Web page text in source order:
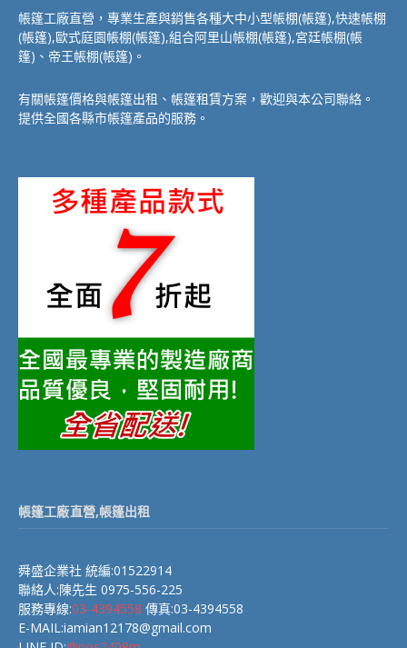
帳篷工廠直營，專業生產與銷售各種大中小型帳棚(帳篷),快速帳棚
(帳篷),歐式庭園帳棚(帳篷),組合阿里山帳棚(帳篷),宮廷帳棚(帳
篷)、帝王帳棚(帳篷)。
有關帳篷價格與帳篷出租、帳篷租賃方案，歡迎與本公司聯絡。
提供全國各縣市帳篷產品的服務。
帳篷工廠直營,帳篷出租
舜盛企業社 統編:01522914
聯絡人:陳先生 0975-556-225
服務專線:03-4394558 傳真:03-4394558
E-MAIL:iamian12178@gmail.com